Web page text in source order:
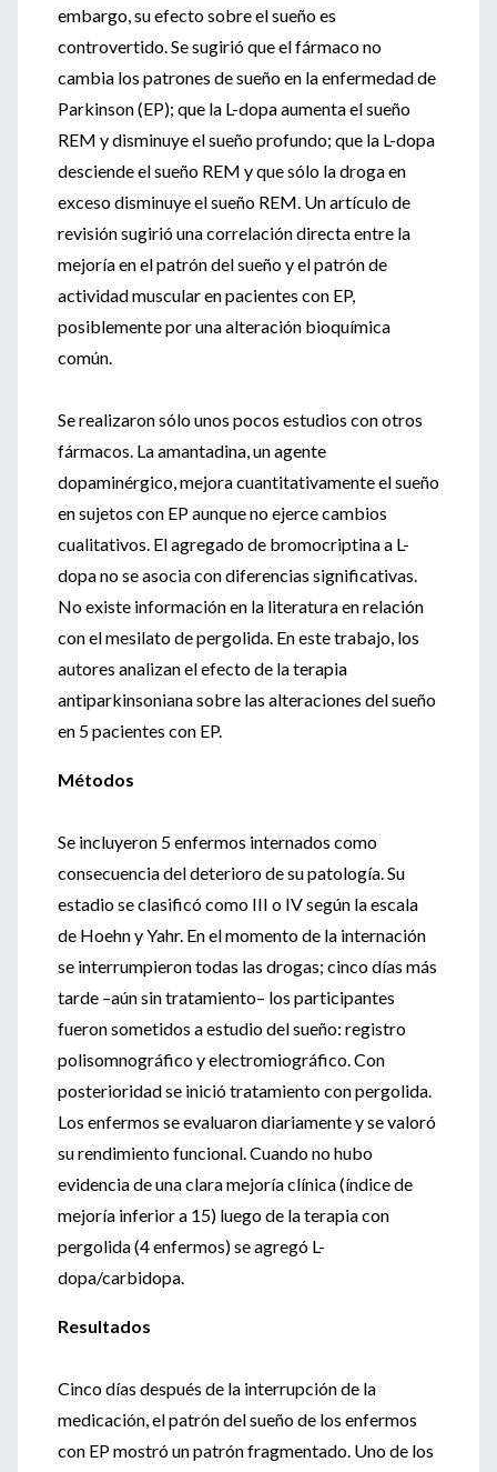
embargo, su efecto sobre el sueño es
controvertido. Se sugirió que el fármaco no
cambia los patrones de sueño en la enfermedad de
Parkinson (EP); que la L-dopa aumenta el sueño
REM y disminuye el sueño profundo; que la L-dopa
desciende el sueño REM y que sólo la droga en
exceso disminuye el sueño REM. Un artículo de
revisión sugirió una correlación directa entre la
mejoría en el patrón del sueño y el patrón de
actividad muscular en pacientes con EP,
posiblemente por una alteración bioquímica
común.
Se realizaron sólo unos pocos estudios con otros
fármacos. La amantadina, un agente
dopaminérgico, mejora cuantitativamente el sueño
en sujetos con EP aunque no ejerce cambios
cualitativos. El agregado de bromocriptina a L-
dopa no se asocia con diferencias significativas.
No existe información en la literatura en relación
con el mesilato de pergolida. En este trabajo, los
autores analizan el efecto de la terapia
antiparkinsoniana sobre las alteraciones del sueño
en 5 pacientes con EP.
Métodos
Se incluyeron 5 enfermos internados como
consecuencia del deterioro de su patología. Su
estadio se clasificó como III o IV según la escala
de Hoehn y Yahr. En el momento de la internación
se interrumpieron todas las drogas; cinco días más
tarde –aún sin tratamiento– los participantes
fueron sometidos a estudio del sueño: registro
polisomnográfico y electromiográfico. Con
posterioridad se inició tratamiento con pergolida.
Los enfermos se evaluaron diariamente y se valoró
su rendimiento funcional. Cuando no hubo
evidencia de una clara mejoría clínica (índice de
mejoría inferior a 15) luego de la terapia con
pergolida (4 enfermos) se agregó L-
dopa/carbidopa.
Resultados
Cinco días después de la interrupción de la
medicación, el patrón del sueño de los enfermos
con EP mostró un patrón fragmentado. Uno de los